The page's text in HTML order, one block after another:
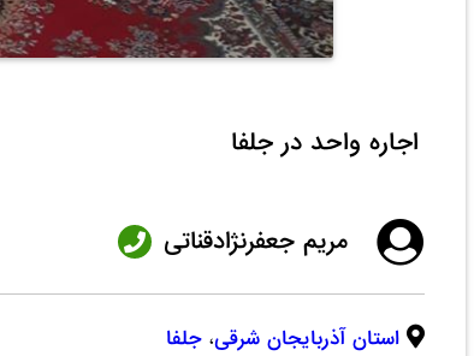
اجاره واحد در جلفا
مریم جعفرنژادقناتی
استان آذربایجان شرقی، جلفا